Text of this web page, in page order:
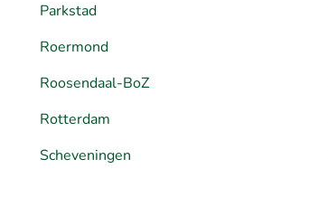
Parkstad
Roermond
Roosendaal-BoZ
Rotterdam
Scheveningen